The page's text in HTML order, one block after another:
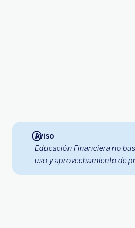
Aviso
Educación Financiera no
uso y aprovechamiento de